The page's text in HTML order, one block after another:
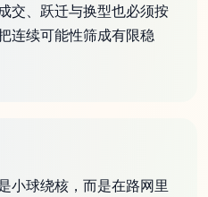
交、跃迁与换型也必须按
连续可能性筛成有限稳
小球绕核，而是在路网里